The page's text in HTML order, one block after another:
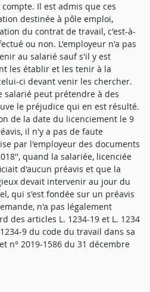
Il est admis que ces
destinée à pôle emploi,
du contrat de travail, c'est-à-
ou non. L'employeur n'a pas
au salarié sauf s'il y est
les établir et les tenir à la
ci devant venir les chercher.
salarié peut prétendre à des
le préjudice qui en est résulté.
de la date du licenciement le 9
il n'y a pas de faute
par l'employeur des documents
quand la salariée, licenciée
d'aucun préavis et que la
devait intervenir au jour du
qui s'est fondée sur un préavis
n'a pas légalement
des articles L. 1234-19 et L. 1234
9 du code du travail dans sa
n° 2019-1586 du 31 décembre